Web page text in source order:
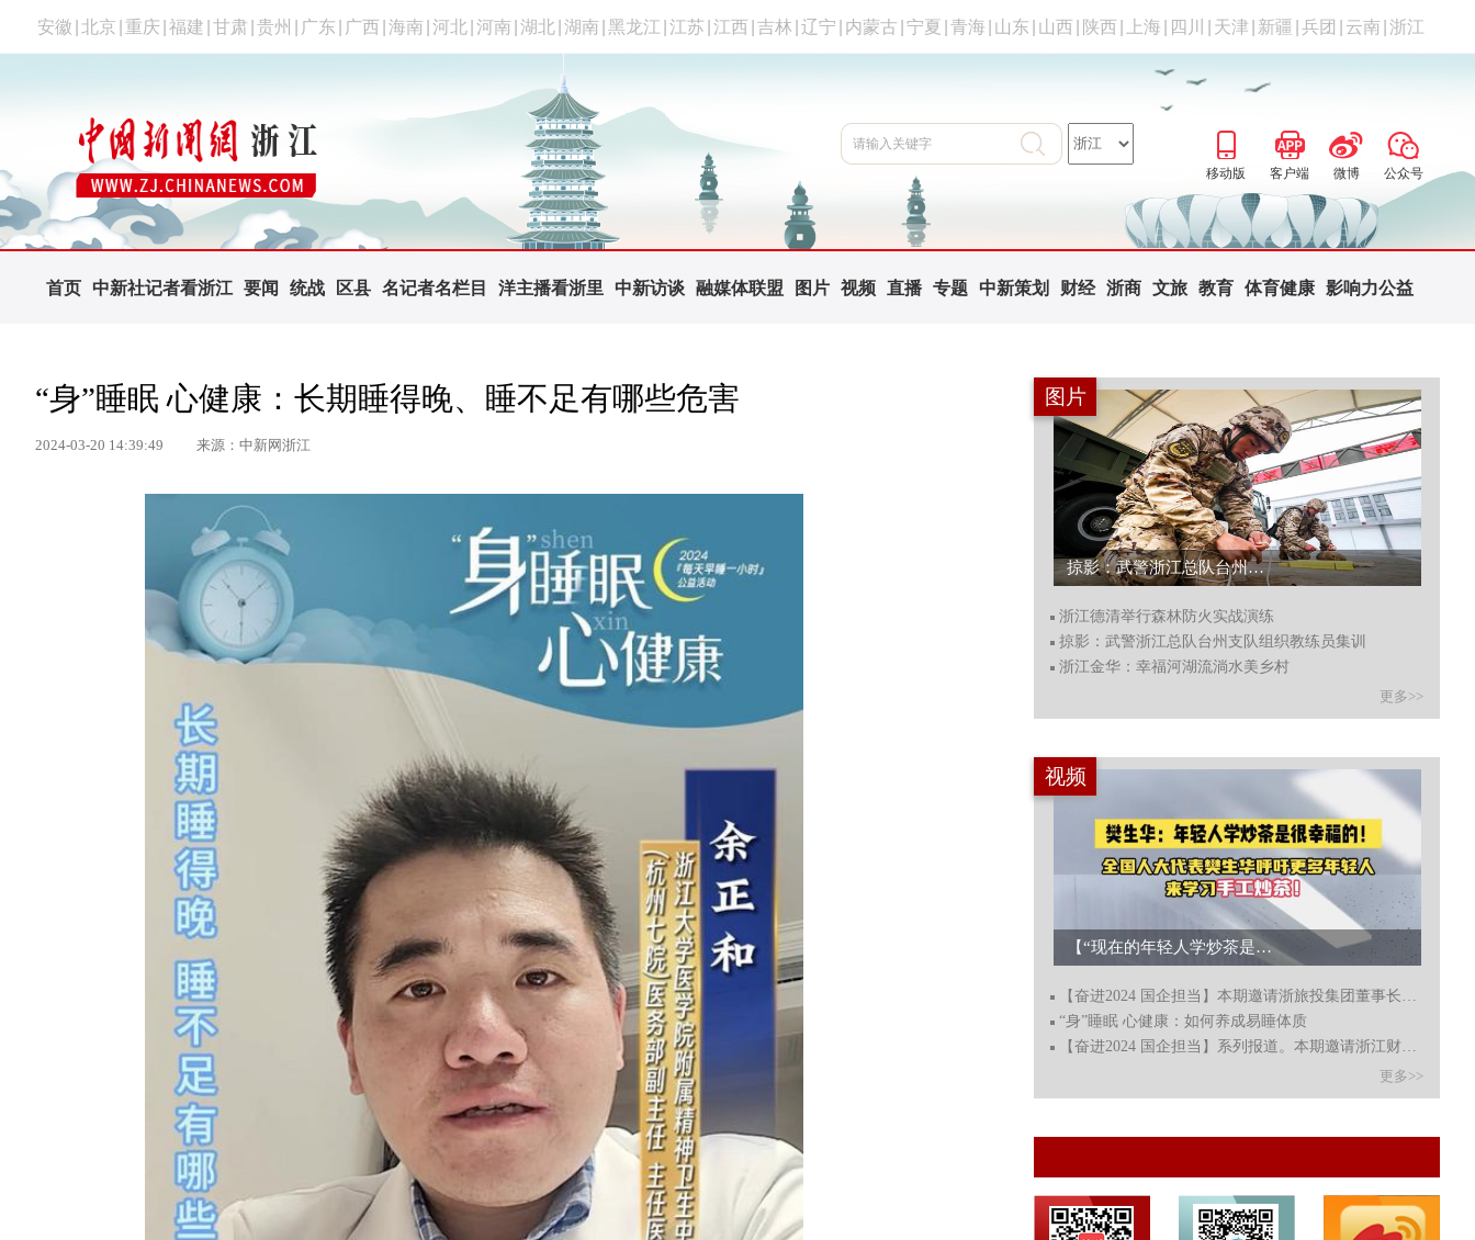
安徽 北京 重庆 福建 甘肃 贵州 广东 广西 海南 河北 河南 湖北 湖南 黑龙江 江苏 江西 吉林 辽宁 内蒙古 宁夏 青海 山东 山西 陕西 上海 四川 天津 新疆 兵团 云南 浙江
移动版 客户端 微博 公众号
首页 中新社记者看浙江 要闻 统战 区县 名记者名栏目 洋主播看浙里 中新访谈 融媒体联盟 图片 视频 直播 专题 中新策划 财经 浙商 文旅 教育 体育健康 影响力公益
“身”睡眠 心健康：长期睡得晚、睡不足有哪些危害
2024-03-20 14:39:49 来源：中新网浙江
图片
掠影：武警浙江总队台州支队组织教练员集训...
浙江德清举行森林防火实战演练
掠影：武警浙江总队台州支队组织教练员集训
浙江金华：幸福河湖流淌水美乡村
更多>>
视频
【“现在的年轻人学炒茶是很幸福的！”全国人大代表呼吁更多年轻人来学习手工炒茶】...
【奋进2024 国企担当】本期邀请浙旅投集团董事长、党委书记
“身”睡眠 心健康：如何养成易睡体质
【奋进2024 国企担当】系列报道。本期邀请浙江财开董事长、
更多>>